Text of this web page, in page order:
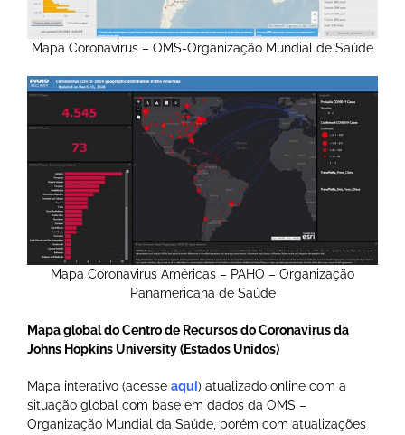
Mapa Coronavirus – OMS-Organização Mundial de Saúde
Mapa Coronavirus Américas – PAHO – Organização
Panamericana de Saúde
Mapa global do Centro de Recursos do Coronavirus da
Johns HopkinsUniversity (Estados Unidos)
Mapa interativo (acesse aqui) atualizado online com a
situação global com base em dados da OMS –
Organização Mundial da Saúde, porém com atualizações